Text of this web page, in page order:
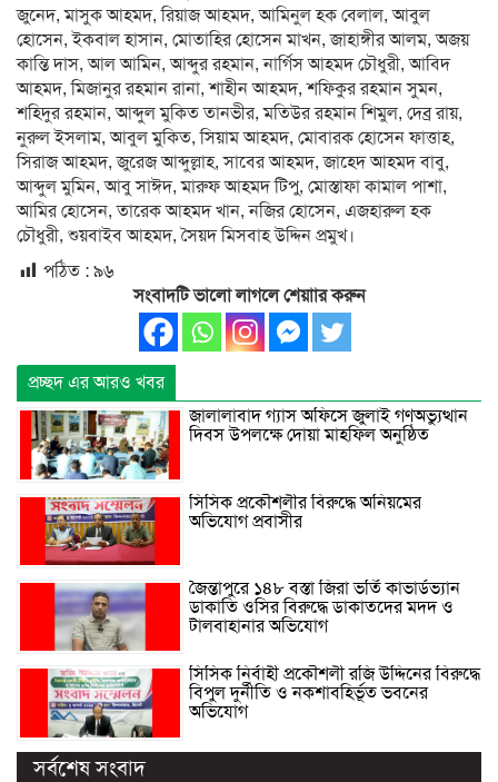
জুনেদ, মাসুক আহমদ, রিয়াজ আহমদ, আমিনুল হক বেলাল, আবুল
হোসেন, ইকবাল হাসান, মোতাহির হোসেন মাখন, জাহাঙ্গীর আলম, অজয়
কান্তি দাস, আল আমিন, আব্দুর রহমান, নার্গিস আহমদ চৌধুরী, আবিদ
আহমদ, মিজানুর রহমান রানা, শাহীন আহমদ, শফিকুর রহমান সুমন,
শহিদুর রহমান, আব্দুল মুকিত তানভীর, মতিউর রহমান শিমুল, দেব্র রায়,
নুরুল ইসলাম, আবুল মুকিত, সিয়াম আহমদ, মোবারক হোসেন ফাত্তাহ,
সিরাজ আহমদ, জুরেজ আব্দুল্লাহ, সাবের আহমদ, জাহেদ আহমদ বাবু,
আব্দুল মুমিন, আবু সাঈদ, মারুফ আহমদ টিপু, মোস্তাফা কামাল পাশা,
আমির হোসেন, তারেক আহমদ খান, নজির হোসেন, এজহারুল হক
চৌধুরী, শুয়বাইব আহমদ, সৈয়দ মিসবাহ উদ্দিন প্রমুখ।
পঠিত : ৯৬
সংবাদটি ভালো লাগলে শেয়াার করুন
প্রচ্ছদ এর আরও খবর
জালালাবাদ গ্যাস অফিসে জুলাই গণঅভ্যুত্থান
দিবস উপলক্ষে দোয়া মাহফিল অনুষ্ঠিত
সিসিক প্রকৌশলীর বিরুদ্ধে অনিয়মের
অভিযোগ প্রবাসীর
জৈন্তাপুরে ১৪৮ বস্তা জিরা ভর্তি কাভার্ডভ্যান
ডাকাতি ওসির বিরুদ্ধে ডাকাতদের মদদ ও
টালবাহানার অভিযোগ
সিসিক নির্বাহী প্রকৌশলী রজি উদ্দিনের বিরুদ্ধে
বিপুল দুর্নীতি ও নকশাবহির্ভূত ভবনের
অভিযোগ
সর্বশেষ সংবাদ